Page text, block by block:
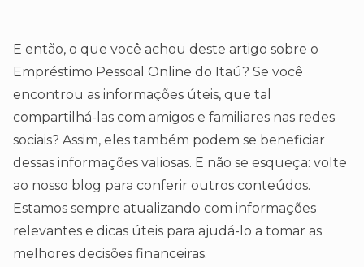
E então, o que você achou deste artigo sobre o
Empréstimo Pessoal Online do Itaú? Se você
encontrou as informações úteis, que tal
compartilhá-las com amigos e familiares nas redes
sociais? Assim, eles também podem se beneficiar
dessas informações valiosas. E não se esqueça: volte
ao nosso blog para conferir outros conteúdos.
Estamos sempre atualizando com informações
relevantes e dicas úteis para ajudá-lo a tomar as
melhores decisões financeiras.